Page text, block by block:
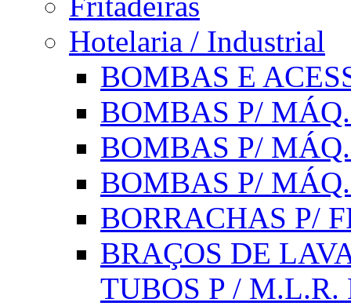
Hotelaria / Industrial
BOMBAS E
BOMBAS P/
BOMBAS P/
BOMBAS P/
BORRACHAS P/
BRAÇOS DE
TUBOS P /